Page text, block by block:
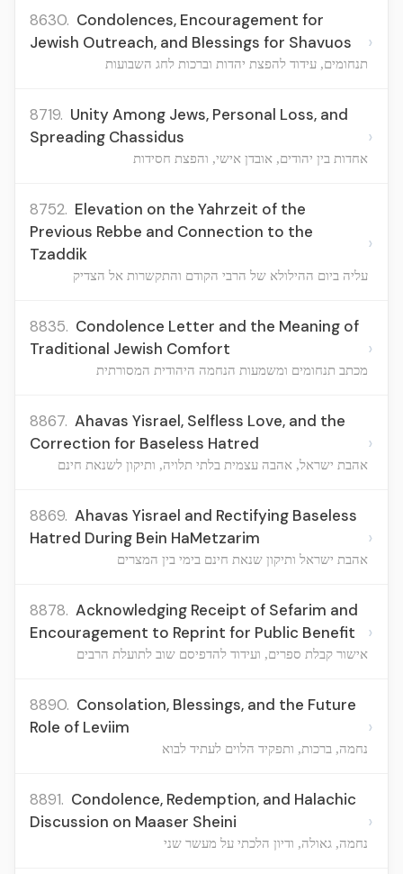
8630. Condolences, Encouragement for
Jewish Outreach, and Blessings for Shavuos
תנחומים, עידוד להפצת יהדות וברכות לחג השבועות
›
8719. Unity Among Jews, Personal Loss, and
Spreading Chassidus
אחדות בין יהודים, אובדן אישי, והפצת חסידות
›
8752. Elevation on the Yahrzeit of the
Previous Rebbe and Connection to the
Tzaddik
עליה ביום ההילולא של הרבי הקודם והתקשרות אל הצדיק
›
8835. Condolence Letter and the Meaning of
Traditional Jewish Comfort
מכתב תנחומים ומשמעות הנחמה היהודית המסורתית
›
8867. Ahavas Yisrael, Selfless Love, and the
Correction for Baseless Hatred
אהבת ישראל, אהבה עצמית בלתי תלויה, ותיקון לשנאת חינם
›
8869. Ahavas Yisrael and Rectifying Baseless
Hatred During Bein HaMetzarim
אהבת ישראל ותיקון שנאת חינם בימי בין המצרים
›
8878. Acknowledging Receipt of Sefarim and
Encouragement to Reprint for Public Benefit
אישור קבלת ספרים, ועידוד להדפיסם שוב לתועלת הרבים
›
8890. Consolation, Blessings, and the Future
Role of Leviim
נחמה, ברכות, ותפקיד הלוים לעתיד לבוא
›
8891. Condolence, Redemption, and Halachic
Discussion on Maaser Sheini
נחמה, גאולה, ודיון הלכתי על מעשר שני
›